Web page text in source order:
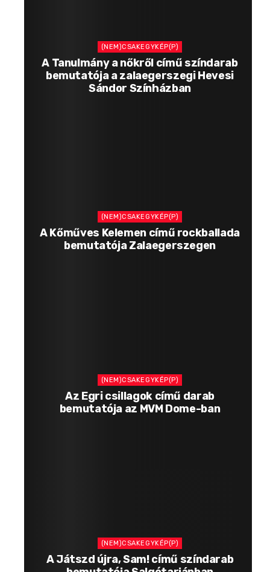
(NEM)CSAKEGYKÉP(P)
A Tanulmány a nőkről című színdarab
bemutatója a zalaegerszegi Hevesi
Sándor Színházban
(NEM)CSAKEGYKÉP(P)
A Kőműves Kelemen című rockballada
bemutatója Zalaegerszegen
(NEM)CSAKEGYKÉP(P)
Az Egri csillagok című darab
bemutatója az MVM Dome-ban
(NEM)CSAKEGYKÉP(P)
A Játszd újra, Sam! című színdarab